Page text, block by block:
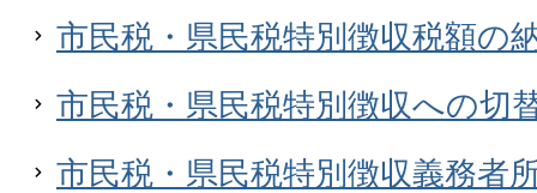
市民税・県民税特別徴収税額の
市民税・県民税特別徴収への切
市民税・県民税特別徴収義務者